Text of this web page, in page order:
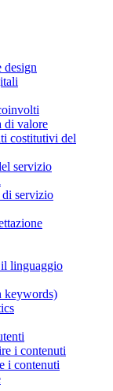
design
di valore
costitutivi del
servizio
di servizio
il linguaggio
keywords)
i contenuti
i contenuti